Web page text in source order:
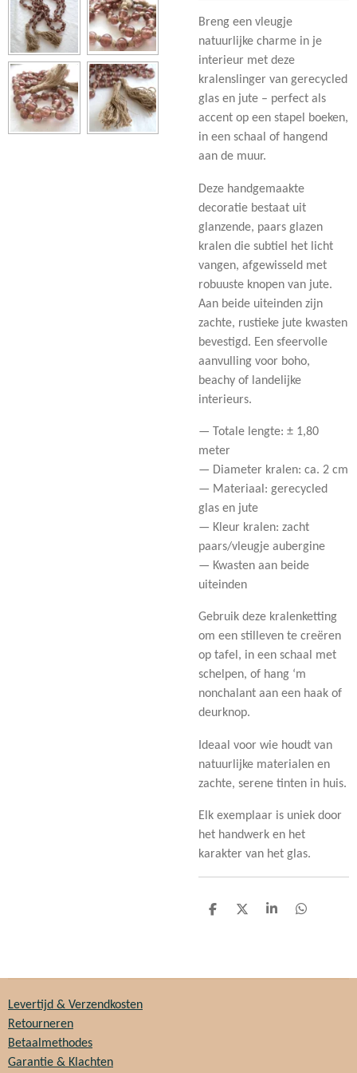
Breng een vleugje
natuurlijke charme in je
interieur met deze
kralenslinger van gerecycled
glas en jute – perfect als
accent op een stapel boeken,
in een schaal of hangend
aan de muur.
Deze handgemaakte
decoratie bestaat uit
glanzende, paars glazen
kralen die subtiel het licht
vangen, afgewisseld met
robuuste knopen van jute.
Aan beide uiteinden zijn
zachte, rustieke jute kwasten
bevestigd. Een sfeervolle
aanvulling voor boho,
beachy of landelijke
interieurs.
— Totale lengte: ± 1,80
meter
— Diameter kralen: ca. 2 cm
— Materiaal: gerecycled
glas en jute
— Kleur kralen: zacht
paars/vleugje aubergine
— Kwasten aan beide
uiteinden
Gebruik deze kralenketting
om een stilleven te creëren
op tafel, in een schaal met
schelpen, of hang ‘m
nonchalant aan een haak of
deurknop.
Ideaal voor wie houdt van
natuurlijke materialen en
zachte, serene tinten in huis.
Elk exemplaar is uniek door
het handwerk en het
karakter van het glas.
D
D
S
D
Levertijd & Verzendkosten
Retourneren
Betaalmethodes
Garantie & Klachten